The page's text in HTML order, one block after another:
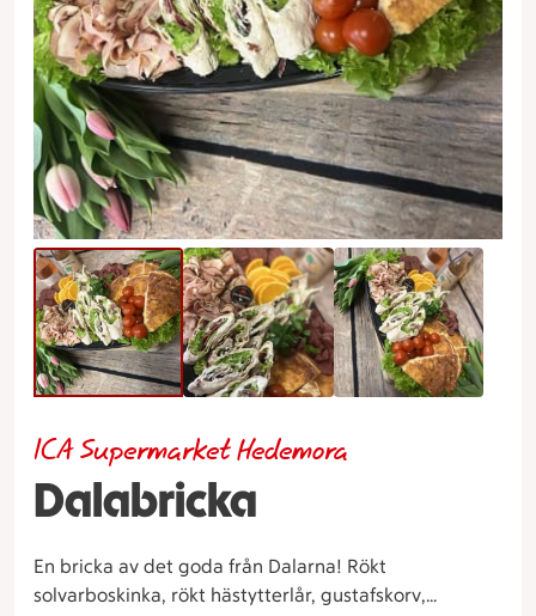
Dalabricka
ICA Supermarket Hedemora
En bricka av det goda från Dalarna! Rökt
solvarboskinka, rökt hästytterlår, gustafskorv,